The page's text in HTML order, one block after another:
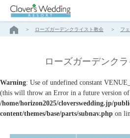
ローズガーデンクライスト教会 フ
ローズガーデンク
Warning: Use of undefined constant
(this will throw an Error in a future version
/home/horizon2025/cloverswedding.jp/
content/themes/base/parts/subnav.php on